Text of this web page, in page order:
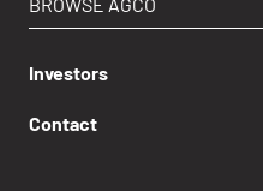
Investors
Contact